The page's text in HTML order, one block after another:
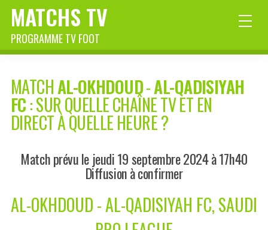
MATCHS TV
PROGRAMME TV FOOT
MATCHAL-OKHDOUD-AL-QADISIYAH
FC: SUR QUELLE CHAÎNE TV ET EN
DIRECT À QUELLE HEURE ?
Match prévu le jeudi 19 septembre 2024 à 17h40
Diffusion à confirmer
AL-OKHDOUD - AL-QADISIYAH FC, SAUDI